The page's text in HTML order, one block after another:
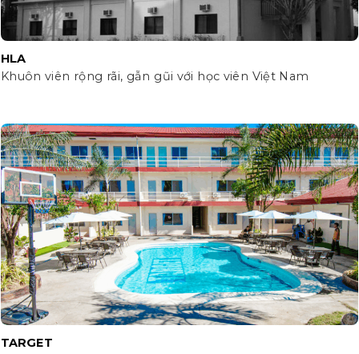
HLA
Khuôn viên rộng rãi, gẫn gũi với học viên Việt Nam
TARGET